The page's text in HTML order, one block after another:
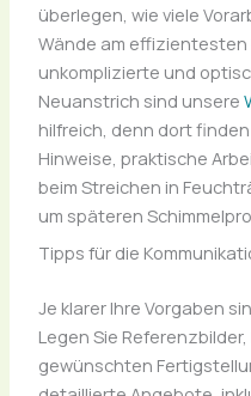
überlegen, wie viele
Wände am
unkomplizierte und
Neuanstrich sind unsere
hilfreich, denn dort
Hinweise, praktische
beim Streichen in
um späteren
Tipps für die
Je klarer Ihre Vorgaben
Legen Sie
gewünschten